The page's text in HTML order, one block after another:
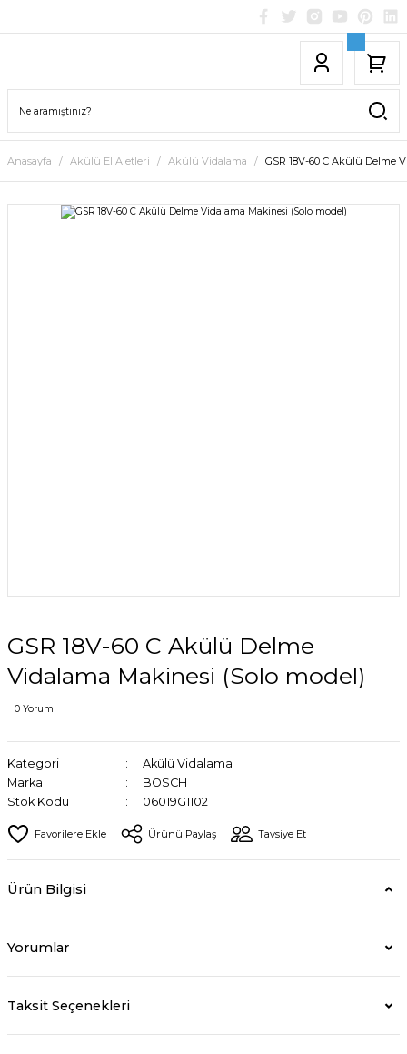
Anasayfa Akülü El Aletleri Akülü Vidalama GSR 18V-60 C Akülü Delme
GSR 18V-60 C Akülü Delme
Vidalama Makinesi (Solo model)
0 Yorum
Kategori
Akülü Vidalama
Marka
BOSCH
Stok Kodu
06019G1102
Ürünü Paylaş Tavsiye Et
Ürün Bilgisi
Yorumlar
Taksit Seçenekleri